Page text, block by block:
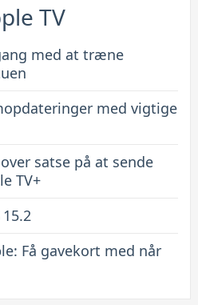
TV
med at træne
med vigtige
satse på at sende
TV+
Få gavekort med når